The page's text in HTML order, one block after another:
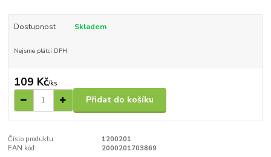
Dostupnost Skladem
Nejsme plátci DPH
109 Kč/ks
Přidat do košíku
Číslo produktu:
1200201
EAN kód:
2000201703869